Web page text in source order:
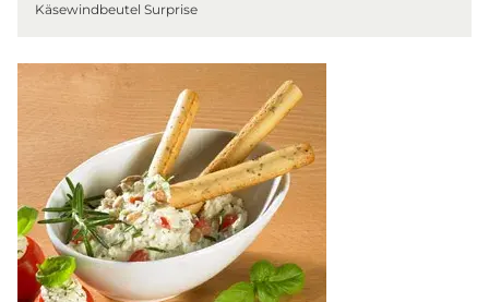
Käsewindbeutel Surprise